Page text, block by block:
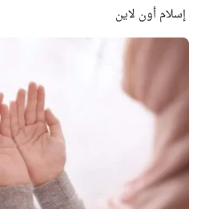
إسلام أون لاين